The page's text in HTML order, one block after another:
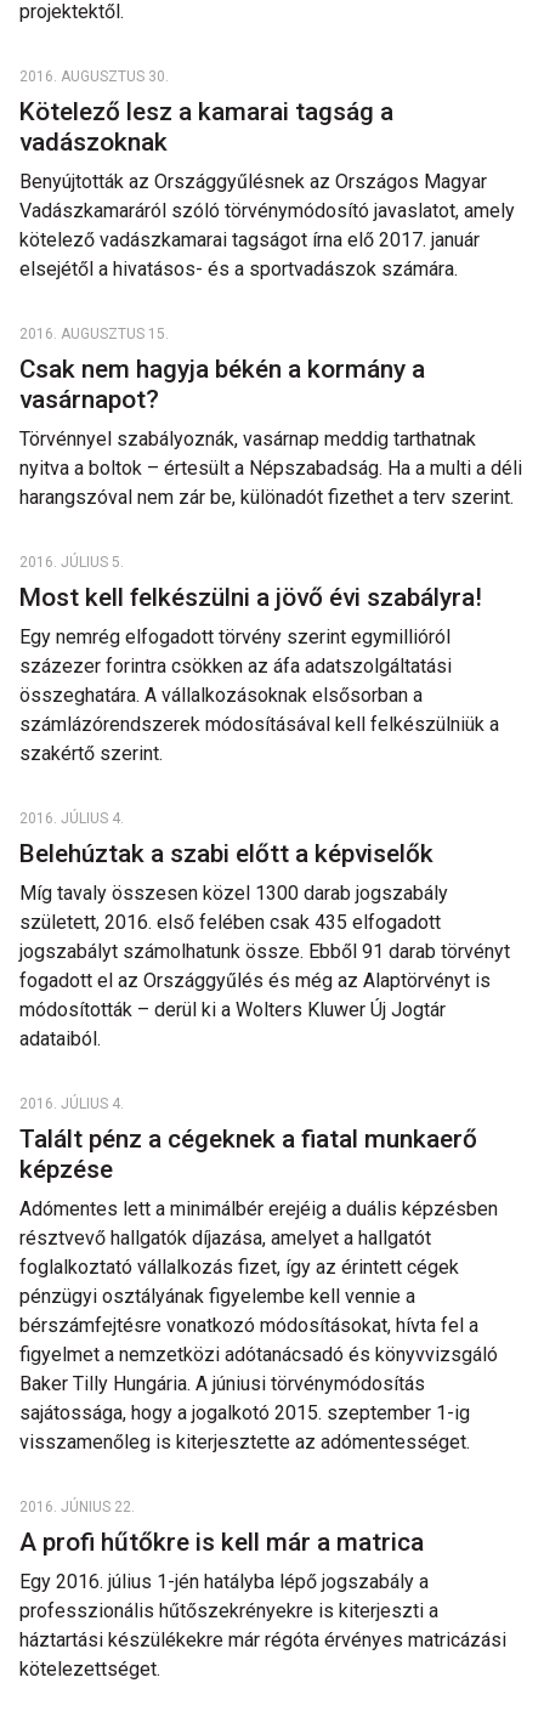
projektektől.
2016. AUGUSZTUS 30.
Kötelező lesz a kamarai tagság a
vadászoknak
Benyújtották az Országgyűlésnek az Országos Magyar
Vadászkamaráról szóló törvénymódosító javaslatot, amely
kötelező vadászkamarai tagságot írna elő 2017. január
elsejétől a hivatásos- és a sportvadászok számára.
2016. AUGUSZTUS 15.
Csak nem hagyja békén a kormány a
vasárnapot?
Törvénnyel szabályoznák, vasárnap meddig tarthatnak
nyitva a boltok – értesült a Népszabadság. Ha a multi a déli
harangszóval nem zár be, különadót fizethet a terv szerint.
2016. JÚLIUS 5.
Most kell felkészülni a jövő évi szabályra!
Egy nemrég elfogadott törvény szerint egymillióról
százezer forintra csökken az áfa adatszolgáltatási
összeghatára. A vállalkozásoknak elsősorban a
számlázórendszerek módosításával kell felkészülniük a
szakértő szerint.
2016. JÚLIUS 4.
Belehúztak a szabi előtt a képviselők
Míg tavaly összesen közel 1300 darab jogszabály
született, 2016. első felében csak 435 elfogadott
jogszabályt számolhatunk össze. Ebből 91 darab törvényt
fogadott el az Országgyűlés és még az Alaptörvényt is
módosították – derül ki a Wolters Kluwer Új Jogtár
adataiból.
2016. JÚLIUS 4.
Talált pénz a cégeknek a fiatal munkaerő
képzése
Adómentes lett a minimálbér erejéig a duális képzésben
résztvevő hallgatók díjazása, amelyet a hallgatót
foglalkoztató vállalkozás fizet, így az érintett cégek
pénzügyi osztályának figyelembe kell vennie a
bérszámfejtésre vonatkozó módosításokat, hívta fel a
figyelmet a nemzetközi adótanácsadó és könyvvizsgáló
Baker Tilly Hungária. A júniusi törvénymódosítás
sajátossága, hogy a jogalkotó 2015. szeptember 1-ig
visszamenőleg is kiterjesztette az adómentességet.
2016. JÚNIUS 22.
A profi hűtőkre is kell már a matrica
Egy 2016. július 1-jén hatályba lépő jogszabály a
professzionális hűtőszekrényekre is kiterjeszti a
háztartási készülékekre már régóta érvényes matricázási
kötelezettséget.